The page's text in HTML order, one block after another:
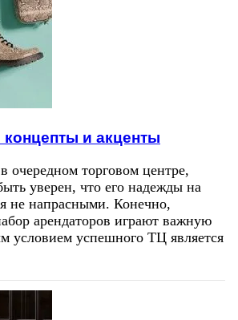
и акценты
очередном торговом центре,
уверен, что его надежды на
не напрасными. Конечно,
арендаторов играют важную
условием успешного ТЦ является